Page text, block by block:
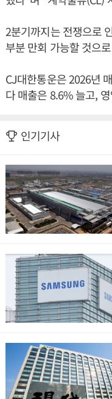
2분기까지는 전쟁으로
부분 만회 가능할 것으
CJ대한통운은 2026년
다 매출은 8.6% 늘고,
인기기사